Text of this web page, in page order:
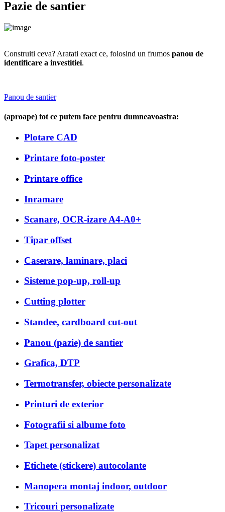
Pazie de santier
Construiti ceva? Aratati exact ce, folosind un frumos panou de
identificare a investitiei.
Panou de santier
(aproape) tot ce putem face pentru dumneavoastra:
Plotare CAD
Printare foto-poster
Printare office
Inramare
Scanare, OCR-izare A4-A0+
Tipar offset
Caserare, laminare, placi
Sisteme pop-up, roll-up
Cutting plotter
Standee, cardboard cut-out
Panou (pazie) de santier
Grafica, DTP
Termotransfer, obiecte personalizate
Printuri de exterior
Fotografii si albume foto
Tapet personalizat
Etichete (stickere) autocolante
Manopera montaj indoor, outdoor
Tricouri personalizate